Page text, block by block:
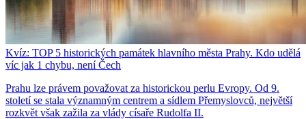
Kvíz: TOP 5 historických památek hlavního města Prahy. Kdo udělá
víc jak 1 chybu, není Čech
Prahu lze právem považovat za historickou perlu Evropy. Od 9.
století se stala významným centrem a sídlem Přemyslovců, největší
rozkvět však zažila za vlády císaře Rudolfa II.